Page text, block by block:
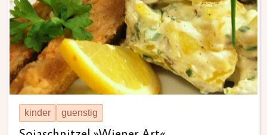
kinder guenstig